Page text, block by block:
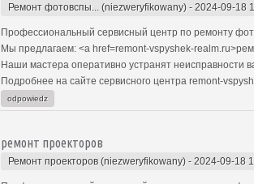
Ремонт фотовспы... (niezweryfikowany) - 2024-09-18
Профессиональный сервисный центр по ремонту
Мы предлагаем: <a href=remont-vspyshek-
Наши мастера оперативно устранят неисправности
Подробнее на сайте сервисного центра remont-
odpowiedz
ремонт проекторов
Ремонт проекторов (niezweryfikowany) - 2024-09-18